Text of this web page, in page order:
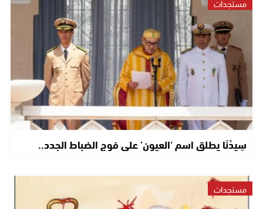
سِيدْنَا يطلق اسم ‘العيون’ على فوج الضباط الجدد..
مستجدات